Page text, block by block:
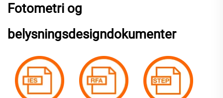
Fotometri og
belysningsdesigndokumenter